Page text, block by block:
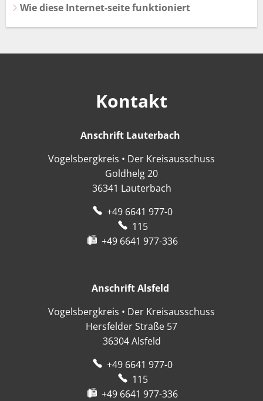
Wie diese Internet-seite funktioniert
Kontakt
Anschrift Lauterbach
Vogelsbergkreis • Der Kreisausschuss
Goldhelg 20
36341 Lauterbach
+49 6641 977-0
115
+49 6641 977-336
Anschrift Alsfeld
Vogelsbergkreis • Der Kreisausschuss
Hersfelder Straße 57
36304 Alsfeld
+49 6641 977-0
115
+49 6641 977-336